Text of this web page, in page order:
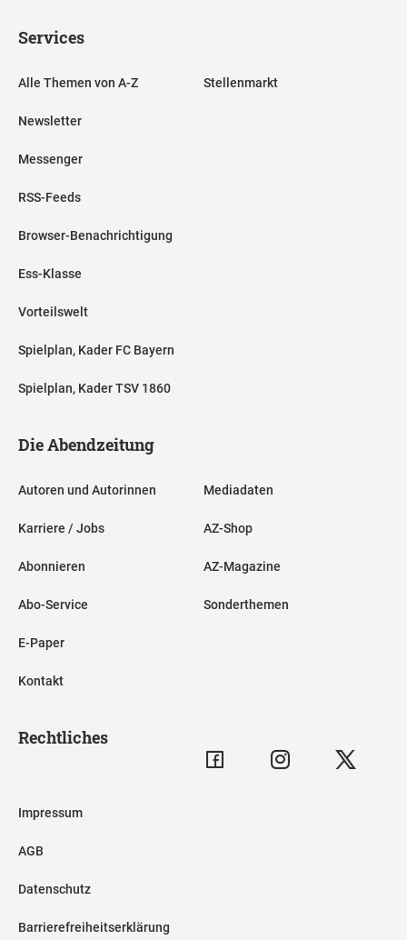
Services
Alle Themen von A-Z
Newsletter
Messenger
RSS-Feeds
Browser-Benachrichtigung
Ess-Klasse
Vorteilswelt
Spielplan, Kader FC Bayern
Spielplan, Kader TSV 1860
Stellenmarkt
Die Abendzeitung
Autoren und Autorinnen
Karriere / Jobs
Abonnieren
Abo-Service
E-Paper
Kontakt
Mediadaten
AZ-Shop
AZ-Magazine
Sonderthemen
Rechtliches
Impressum
AGB
Datenschutz
Barrierefreiheitserklärung